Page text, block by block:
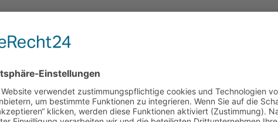
(AVV) zur Nutzung des oben genannten Dienstes
datenschutzrechtlich vorgeschriebenen Vertrag, der
Websitebesucher nur nach unseren Weisungen und
Pflicht­informationen